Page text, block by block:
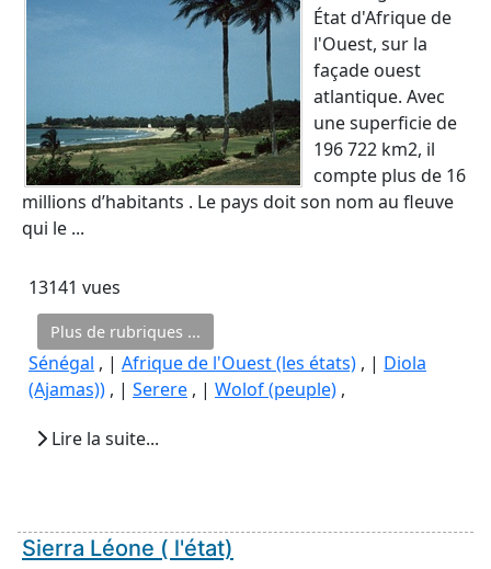
État d'Afrique de
l'Ouest, sur la
façade ouest
atlantique. Avec
une superficie de
196 722 km2, il
compte plus de 16
millions d’habitants . Le pays doit son nom au fleuve
qui le ...
13141 vues
Plus de rubriques ...
Sénégal , | Afrique de l'Ouest (les états) , | Diola
(Ajamas)) , | Serere , | Wolof (peuple) ,
Lire la suite...
Sierra Léone ( l'état)